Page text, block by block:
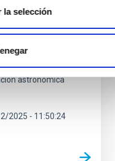
la selección
de innovación
el
con telescopios
y Bachillerato del
canarias en
astronómica
2025 - 11:50:24